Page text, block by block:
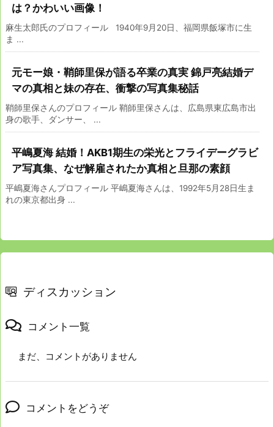
は？かわいい画像！
麻生太郎氏のプロフィール 1940年9月20日、福岡県飯塚市に生
ま ...
元モー娘・鞘師里保が語る卒業の真実 錦戸亮結婚デ
マの真相と妹の存在、衝撃の写真集秘話
鞘師里保さんのプロフィール 鞘師里保さんは、広島県東広島市出
身の歌手、ダンサー、 ...
平嶋夏海 結婚！AKB1期生の栄光とフライデーグラビ
ア写真集、なぜ解雇されたか真相と旦那の素顔
平嶋夏海さんプロフィール 平嶋夏海さんは、1992年5月28日生ま
れの東京都出身 ...
ディスカッション
コメント一覧
まだ、コメントがありません
コメントをどうぞ